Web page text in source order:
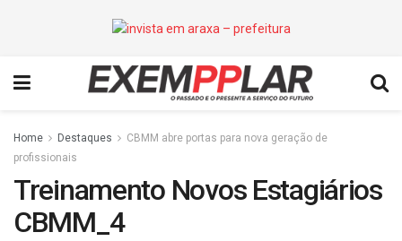
Home Destaques
CBMM abre portas para nova geração de
profissionais
Treinamento Novos Estagiários
CBMM_4